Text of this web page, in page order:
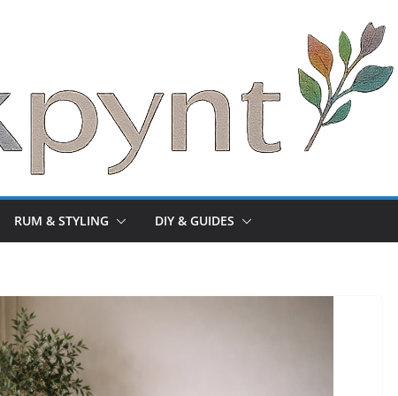
RUM & STYLING DIY & GUIDES